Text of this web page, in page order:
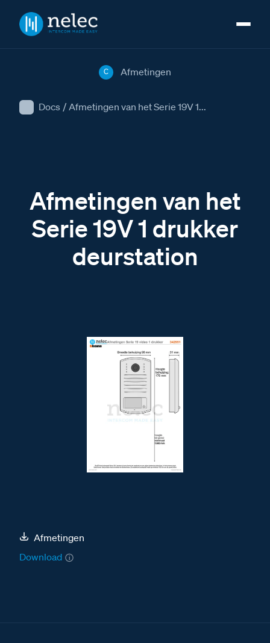
Docs / Afmetingen van het Serie 19V 1...
C Afmetingen
Afmetingen van het
Serie 19V 1 drukker
deurstation
Afmetingen
Download